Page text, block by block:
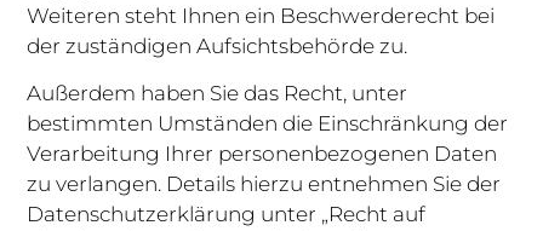
Weiteren steht Ihnen ein Beschwerderecht bei
der zuständigen Aufsichtsbehörde zu.
Außerdem haben Sie das Recht, unter
bestimmten Umständen die Einschränkung der
Verarbeitung Ihrer personenbezogenen Daten
zu verlangen. Details hierzu entnehmen Sie der
Datenschutzerklärung unter „Recht auf